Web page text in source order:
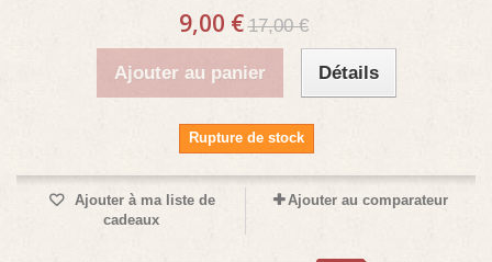
9,00 € 17,00 €
Ajouter au panier Détails
Rupture de stock
Ajouter à ma liste de
cadeaux
Ajouter au comparateur